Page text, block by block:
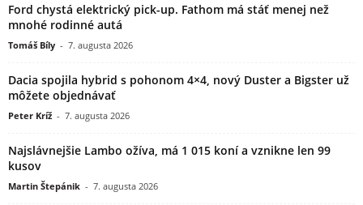
Ford chystá elektrický pick-up. Fathom má stáť menej než
mnohé rodinné autá
Tomáš Bíly - 7. augusta 2026
Dacia spojila hybrid s pohonom 4×4, nový Duster a Bigster už
môžete objednávať
Peter Kríž - 7. augusta 2026
Najslávnejšie Lambo ožíva, má 1 015 koní a vznikne len 99
kusov
Martin Štepánik - 7. augusta 2026